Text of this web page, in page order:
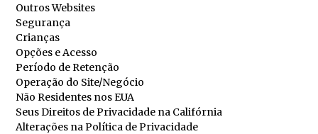
Outros Websites
Segurança
Crianças
Opções e Acesso
Período de Retenção
Operação do Site/Negócio
Não Residentes nos EUA
Seus Direitos de Privacidade na Califórnia
Alterações na Política de Privacidade